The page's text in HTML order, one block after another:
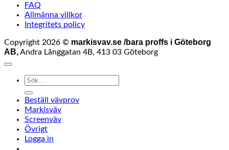
FAQ
Allmänna villkor
Integritets policy
Copyright 2026 © markisvav.se /bara proffs i Göteborg
AB,Andra Långgatan 4B, 413 03 Göteborg
Sök
Beställ vävprov
Markisväv
Screenväv
Övrigt
Logga in